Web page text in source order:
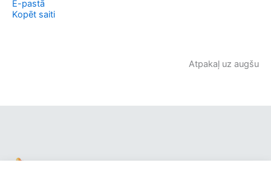
E-pastā
Kopēt saiti
Atpakaļ uz augšu